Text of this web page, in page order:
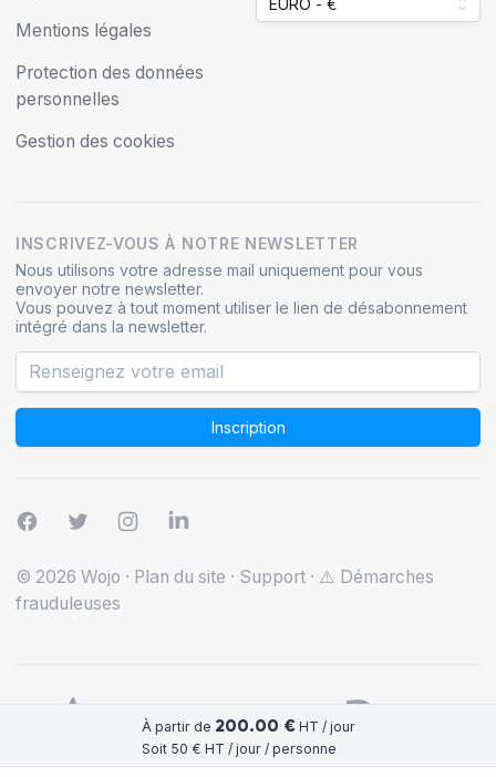
À partir de 200.00 €HT / jour
Soit 50 € HT / jour / personne
Mentions légales
Protection des données
personnelles
Gestion des cookies
INSCRIVEZ-VOUS À NOTRE NEWSLETTER
Nous utilisons votre adresse mail uniquement pour vous
envoyer notre newsletter.
Vous pouvez à tout moment utiliser le lien de désabonnement
intégré dans la newsletter.
Inscription
© 2026 Wojo · Plan du site · Support · ⚠️ Démarches
frauduleuses